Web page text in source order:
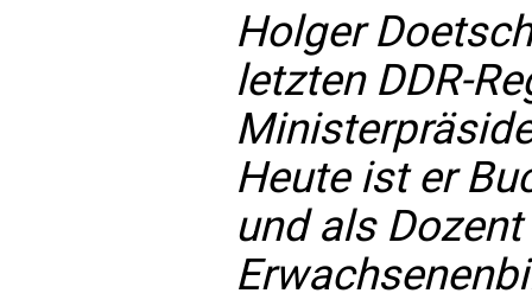
Holger
letzten DDR-
Heute ist er
und als